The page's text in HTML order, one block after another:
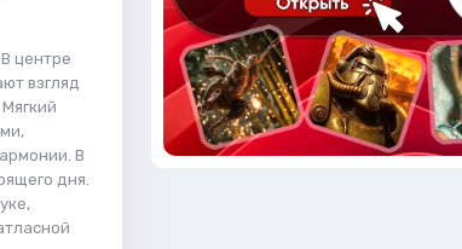
центре
взгляд
В
дня.